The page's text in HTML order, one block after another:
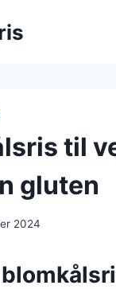
til
gluten
2024